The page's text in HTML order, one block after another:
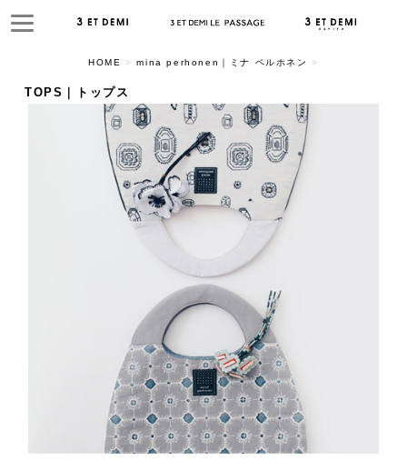
HOME > mina perhonen｜ミナ ペルホネン >
TOPS｜トップス